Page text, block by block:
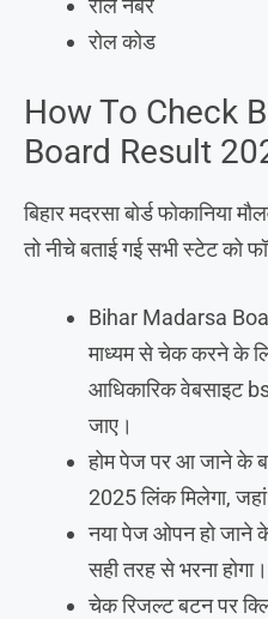
रोल नंबर
रोल कोड
How To Check
Board Result
बिहार मदरसा बोर्ड फोकानिया
तो नीचे बताई गई सभी स्टेट को
Bihar Madarsa
माध्यम से चेक करने के
आधिकारिक वेबसाइट
जाए।
होम पेज पर आ जाने के
2025 लिंक मिलेगा,
नया पेज ओपन हो जाने
सही तरह से भरना होगा।
चेक रिजल्ट बटन पर